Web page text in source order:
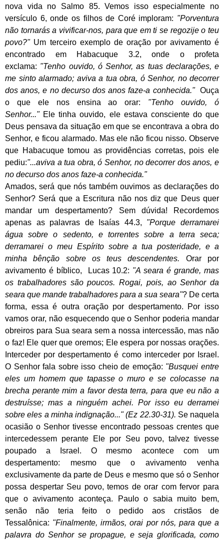
nova vida no Salmo 85. Vemos isso especialmente no
versículo 6, onde os filhos de Coré imploram: "Porventura
não tornarás a vivificar-nos, para que em ti se regozije o teu
povo?" Um terceiro exemplo de oração por avivamento é
encontrado em Habacuque 3.2, onde o profeta
exclama: "Tenho ouvido, ó Senhor, as tuas declarações, e
me sinto alarmado; aviva a tua obra, ó Senhor, no decorrer
dos anos, e no decurso dos anos faze-a conhecida."Ouça
o que ele nos ensina ao orar: "Tenho ouvido, ó
Senhor..." Ele tinha ouvido, ele estava consciente do que
Deus pensava da situação em que se encontrava a obra do
Senhor, e ficou alarmado. Mas ele não ficou nisso. Observe
que Habacuque tomou as providências corretas, pois ele
pediu:"...aviva a tua obra, ó Senhor, no decorrer dos anos, e
no decurso dos anos faze-a conhecida."
Amados, será que nós também ouvimos as declarações do
Senhor? Será que a Escritura não nos diz que Deus quer
mandar um despertamento? Sem dúvida! Recordemos
apenas as palavras de Isaías 44.3, "Porque derramarei
água sobre o sedento, e torrentes sobre a terra seca;
derramarei o meu Espírito sobre a tua posteridade, e a
minha bênção sobre os teus descendentes. Orar por
avivamento é bíblico, Lucas 10.2: "A seara é grande, mas
os trabalhadores são poucos. Rogai, pois, ao Senhor da
seara que mande trabalhadores para a sua seara"? De certa
forma, essa é outra oração por despertamento. Por isso
vamos orar, não esquecendo que o Senhor poderia mandar
obreiros para Sua seara sem a nossa intercessão, mas não
o faz! Ele quer que oremos; Ele espera por nossas orações.
Interceder por despertamento é como interceder por Israel.
O Senhor fala sobre isso cheio de emoção: "Busquei entre
eles um homem que tapasse o muro e se colocasse na
brecha perante mim a favor desta terra, para que eu não a
destruísse; mas a ninguém achei. Por isso eu derramei
sobre eles a minha indignação..." (Ez 22.30-31). Se naquela
ocasião o Senhor tivesse encontrado pessoas crentes que
intercedessem perante Ele por Seu povo, talvez tivesse
poupado a Israel. O mesmo acontece com um
despertamento: mesmo que o avivamento venha
exclusivamente da parte de Deus e mesmo que só o Senhor
possa despertar Seu povo, temos de orar com fervor para
que o avivamento aconteça. Paulo o sabia muito bem,
senão não teria feito o pedido aos cristãos de
Tessalônica: "Finalmente, irmãos, orai por nós, para que a
palavra do Senhor se propague, e seja glorificada, como